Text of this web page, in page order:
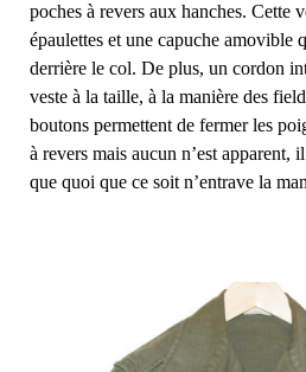
poches à revers aux hanches. Cette
épaulettes et une capuche amovible
derrière le col. De plus, un cordon
veste à la taille, à la manière des
boutons permettent de fermer les
à revers mais aucun n’est apparent,
que quoi que ce soit n’entrave la